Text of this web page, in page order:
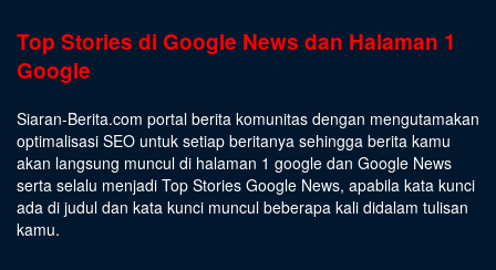
Top Stories di Google News dan Halaman 1
Google
Siaran-Berita.com portal berita komunitas dengan mengutamakan
optimalisasi SEO untuk setiap beritanya sehingga berita kamu
akan langsung muncul di halaman 1 google dan Google News
serta selalu menjadi Top Stories Google News, apabila kata kunci
ada di judul dan kata kunci muncul beberapa kali didalam tulisan
kamu.